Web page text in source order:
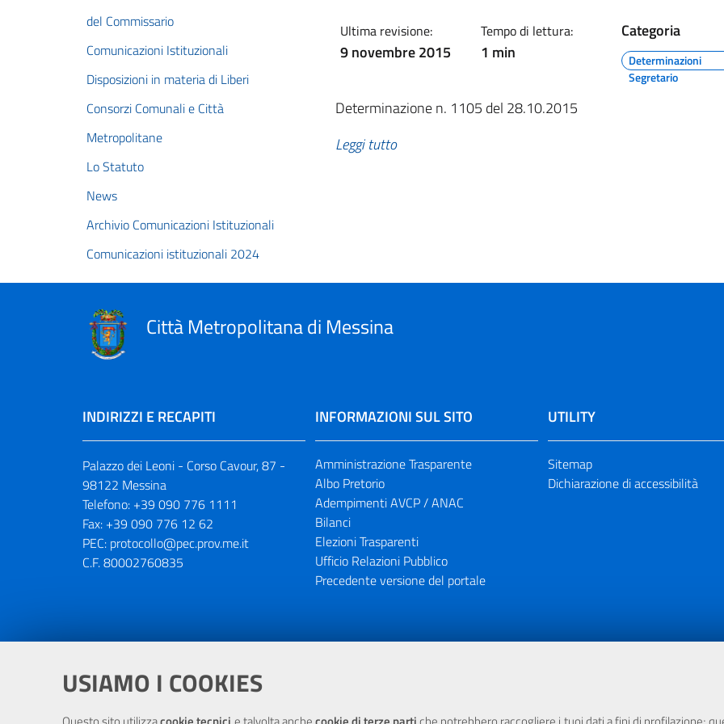
USIAMO I COOKIES
del Commissario
Comunicazioni Istituzionali
Disposizioni in materia di Liberi
Consorzi Comunali e Città
Metropolitane
Lo Statuto
News
Archivio Comunicazioni Istituzionali
Comunicazioni istituzionali 2024
Ultima revisione:
9 novembre 2015
Tempo di lettura:
1 min
Categoria
Determinazioni
Segretario
Determinazione n. 1105 del 28.10.2015
Leggi tutto
Città Metropolitana di Messina
INDIRIZZI E RECAPITI
Palazzo dei Leoni - Corso Cavour, 87 -
98122 Messina
Telefono: +39 090 776 1111
Fax: +39 090 776 12 62
PEC: protocollo@pec.prov.me.it
C.F. 80002760835
INFORMAZIONI SUL SITO
Amministrazione Trasparente
Albo Pretorio
Adempimenti AVCP / ANAC
Bilanci
Elezioni Trasparenti
Ufficio Relazioni Pubblico
Precedente versione del portale
UTILITY
Sitemap
Dichiarazione di accessibilità
Portale realizzato con la partecipazione finanziaria dell'Unione Europea tramite i fondi del POR Sicilia